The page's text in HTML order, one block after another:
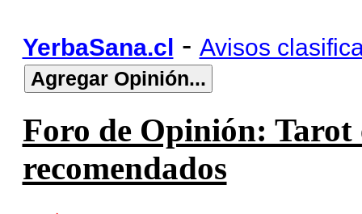
YerbaSana.cl - Avisos
Foro de Opinión: Tarot
recomendados